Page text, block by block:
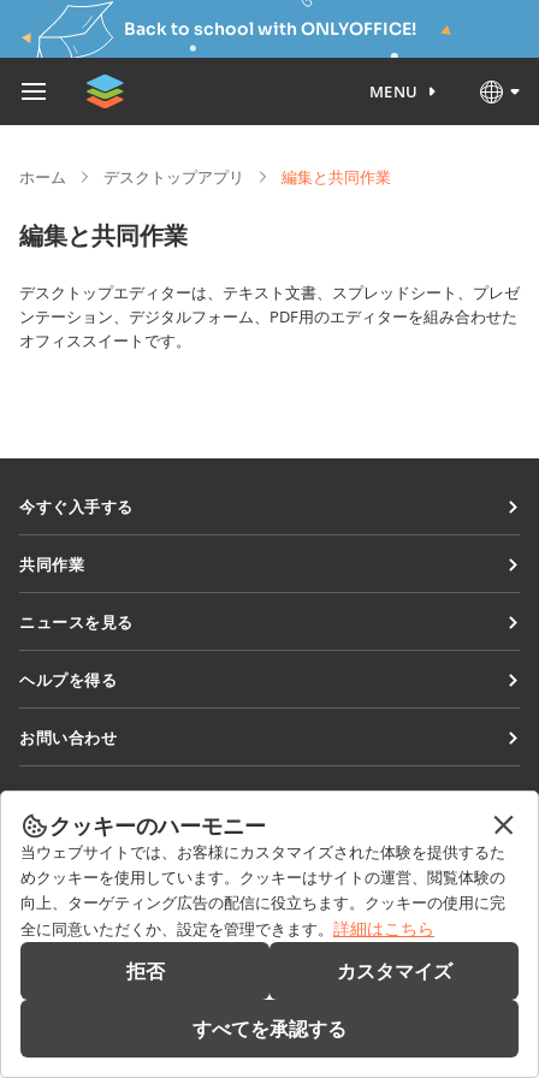
Back to school with ONLYOFFICE!
MENU
ホーム デスクトップアプリ 編集と共同作業
編集と共同作業
デスクトップエディターは、テキスト文書、スプレッドシート、プレゼ
ンテーション、デジタルフォーム、PDF用のエディターを組み合わせた
オフィススイートです。
今すぐ入手する
Workspace
コネクター
デスクトップアプリ
モバイルアプリ
共同作業
インフルエンサー向け
求人情報
ニュースを見る
ヘルプを得る
ホワイトペーパー
サポートお問い合わせフォーム
デモを依頼する
お問い合わせ
パートナーシップに関するお問い合わせ
メディアに関するお問い合わせpress@onlyoffice.com
折り返し電話のリクエスト
onlyoffice.com
© Ascensio System SIA 2026. All rights reserved
クッキーのハーモニー
当ウェブサイトでは、お客様にカスタマイズされた体験を提供するた
めクッキーを使用しています。クッキーはサイトの運営、閲覧体験の
向上、ターゲティング広告の配信に役立ちます。クッキーの使用に完
全に同意いただくか、設定を管理できます。 詳細はこちら
拒否 カスタマイズ
すべてを承認する